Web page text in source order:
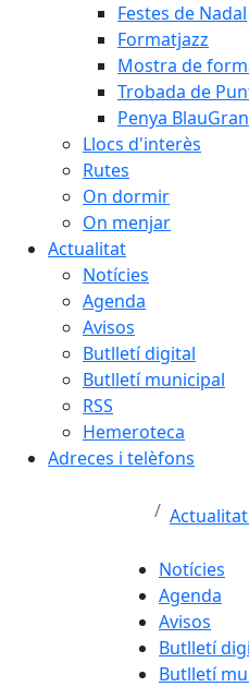
Festes de Nadal
Formatjazz
Mostra de
Trobada de
Penya
Llocs d'interès
Rutes
On dormir
On menjar
Actualitat
Notícies
Agenda
Avisos
Butlletí digital
Butlletí municipal
RSS
Hemeroteca
Adreces i telèfons
Actualitat
Notícies
Agenda
Avisos
Butlletí
Butlletí